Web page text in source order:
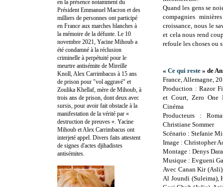
Quand les gens se
compagnies
croissance, nous le
et cela nous rend
refoule les choses ou
« Ce qui reste » de
France, Allemagne,
Production : Razor
et Court, Zero One
Cinéma
Producteurs :
Christiane Sommer
Scénario : Stefanie
Image : Christopher
Montage : Denys
Musique : Evgueni
Avec Canan Kir
Al Joundi (Suleima),
en la présence notamment du
Président Emmanuel Macron et des
milliers de personnes ont participé
en France aux marches blanches à
la mémoire de la défunte. Le 10
novembre 2021, Yacine Mihoub a
été condamné à la réclusion
criminelle à perpétuité pour le
meurtre antisémite de Mireille
Knoll, Alex Carrimbacus à 15 ans
de prison pour "vol aggravé" et
Zoulika Khellaf, mère de Mihoub, à
trois ans de prison, dont deux avec
sursis, pour avoir fait obstacle à la
manifestation de la vérité par «
destruction de preuves ». Yacine
Mihoub et Alex Carrimbacus ont
interjeté appel. Divers faits attestent
de signes d'actes djihadistes
antisémites.